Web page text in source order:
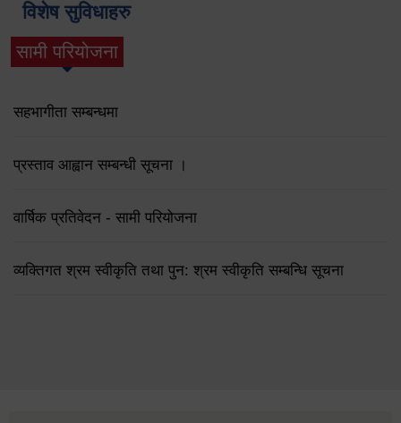
विशेष सुविधाहरु
सामी परियोजना
(active tab)
सहभागीता सम्बन्धमा
प्रस्ताव आह्वान सम्बन्धी सूचना ।
वार्षिक प्रतिवेदन - सामी परियोजना
व्यक्तिगत श्रम स्वीकृति तथा पुन: श्रम स्वीकृति सम्बन्धि सूचना